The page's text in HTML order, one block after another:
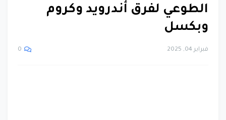
الطوعي لفرق أندرويد وكروم
وبكسل
فبراير 04, 2025 0